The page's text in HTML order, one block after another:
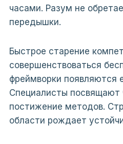
часами. Разум не
передышки.
Быстрое старение
совершенствоваться
фреймворки появляются
Специалисты посвящают
постижение методов.
области рождает